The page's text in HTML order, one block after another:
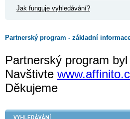
Jak funguje vyhledávání?
Partnerský program - základní
Partnerský program
Navštivte
Děkujeme